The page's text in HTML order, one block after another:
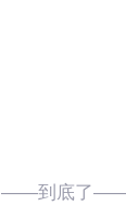
——到底了